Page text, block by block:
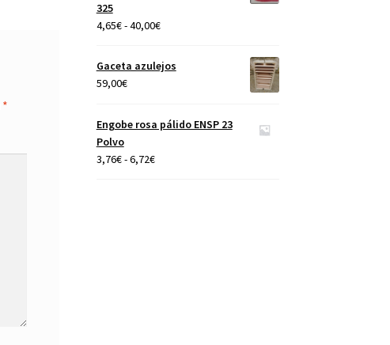
*
325
4,65€-40,00€Rango
precios:
desde
40,00€
Gaceta azulejos
59,00€
Engobe rosa pálido ENSP 23
Polvo
3,76€-6,72€Rango